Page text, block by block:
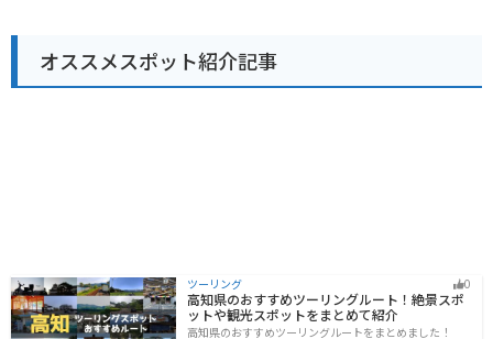
ンプ場などもあり、観光の拠点としてもおすすめです。
オススメスポット紹介記事
ツーリング 0
高知県のおすすめツーリングルート！絶景スポ
ットや観光スポットをまとめて紹介
高知県のおすすめツーリングルートをまとめました！